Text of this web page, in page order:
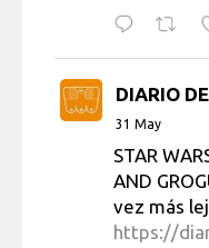
DIARIO
31 May
STAR
AND
vez más
https://